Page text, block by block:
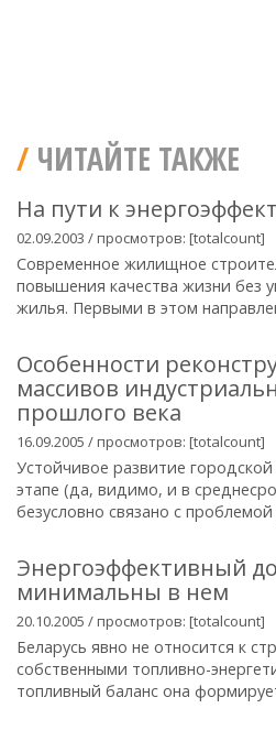
ЧИТАЙТЕ ТАКЖЕ
На пути к
02.09.2003 / просмотров: [totalcount]
Современное жилищное
повышения качества жизни без
жилья. Первыми в этом
Особенности
массивов
прошлого века
16.09.2005 / просмотров: [totalcount]
Устойчивое развитие
этапе (да, видимо, и в
безусловно связано с проблемой
Энергоэффективный
минимальны в нем
20.10.2005 / просмотров: [totalcount]
Беларусь явно не относится к
собственными топливно-
топливный баланс она